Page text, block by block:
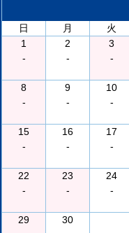
日
月 火
1
-
2
-
3
-
8
-
9
-
10
-
15
-
16
-
17
-
22
-
23
-
24
-
29
30